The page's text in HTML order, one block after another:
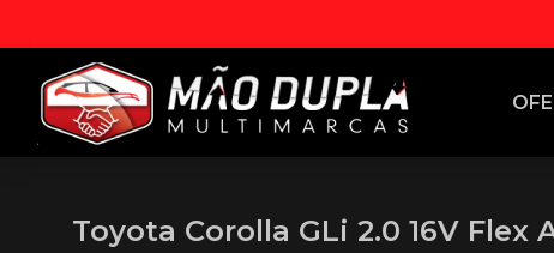
Toyota Corolla GLi 2.0 16V Flex